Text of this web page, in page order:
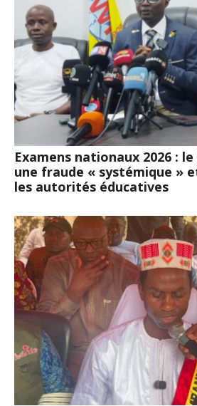
Examens nationaux 2026 : le
une fraude « systémique »
les autorités éducatives